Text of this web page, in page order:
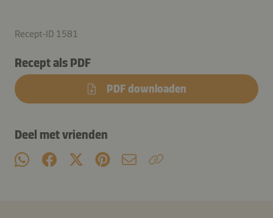
Recept-ID 1581
Recept als PDF
PDF downloaden
Deel met vrienden